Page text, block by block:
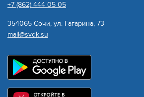
+7 (862) 444 05 05
354065 Сочи, ул. Гагарина, 73
mail@svdk.su